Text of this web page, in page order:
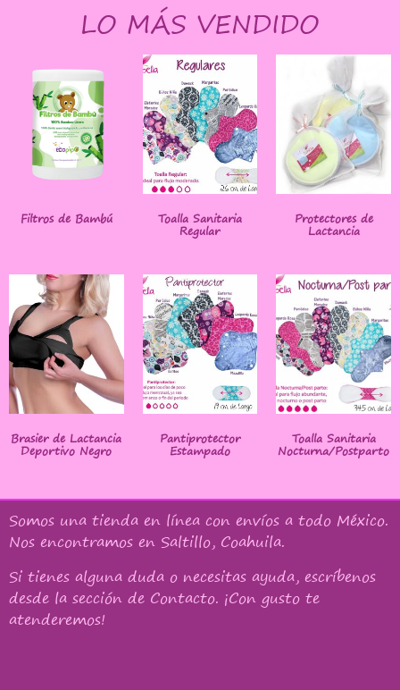
LO MÁS VENDIDO
Filtros de Bambú Toalla Sanitaria
Regular
Protectores de
Lactancia
Brasier de Lactancia
Deportivo Negro
Pantiprotector
Estampado
Toalla Sanitaria
Nocturna/Postparto
Somos una tienda en línea con envíos a todo México.
Nos encontramos en Saltillo, Coahuila.
Si tienes alguna duda o necesitas ayuda, escríbenos
desde la sección de Contacto. ¡Con gusto te
atenderemos!